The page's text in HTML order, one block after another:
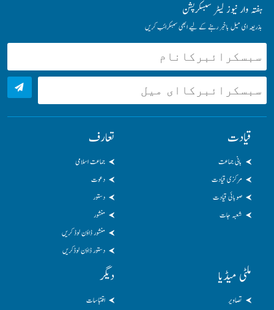
ہفتہ وار نیوز لیٹر سبسکرپشن
بذریعہ ای میل باخبر رہنے کے لیے ابھی سبسکرائب کریں
قیادت
بانی جماعت
مرکزی قیادت
صوبائی قیادت
شعبہ جات
تعارف
جماعت اسلامی
دعوت
دستور
منشور
منشور ڈاؤن لوڈ کریں
دستور ڈاؤن لوڈکریں
ملٹی میڈیا
تصاویر
دیگر
اقتباسات